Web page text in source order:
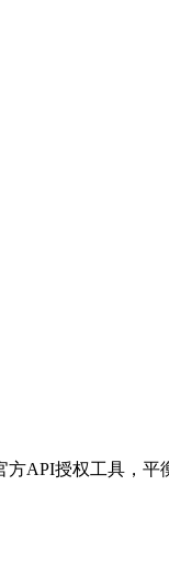
API授权工具，